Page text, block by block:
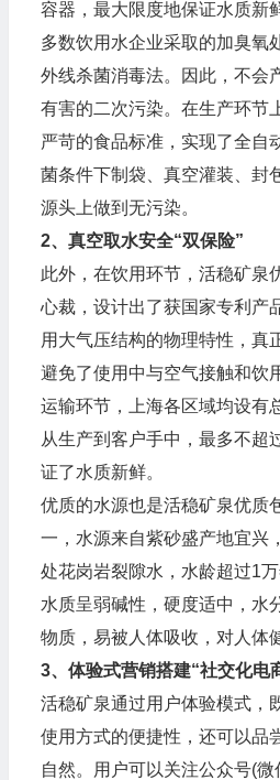
容器，最大限度地保证水质新
多数饮用水企业采取的加臭氧
外线杀菌消毒法。因此，不会
有害的二次污染。在生产环节
严苛的食品标准，实现了全自
菌条件下制袋、真空灌装、封
源头上做到无污染。
2、真空取水安全“双保险”
此外，在饮用环节，活稳矿泉
心裁，设计出了获国家专利产
用大气压结构的物理特性，真
避免了使用中与空气接触和饮
运输环节，上海各区域均设有
从生产到客户手中，最多不超
证了水质新鲜。
优质的水源也是活稳矿泉优质
一，水源来自紫砂盛产地宜兴
处花岗岩裂隙水，水龄超过1
水质呈弱碱性，硬度适中，水
物质，易被人体吸收，对人体
3、体验式营销搭建“社交化电
活稳矿泉通过用户体验模式，
使用方式的便捷性，还可以品
自然。用户可以关注公众号(